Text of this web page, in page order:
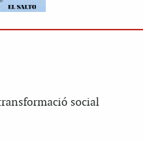
social